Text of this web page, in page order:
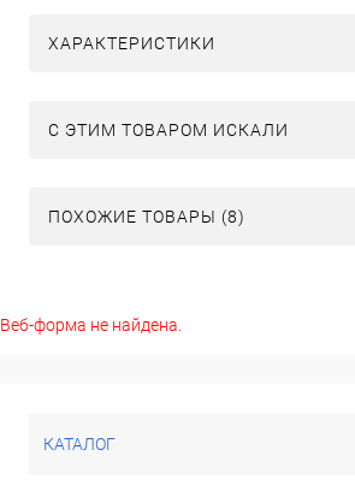
ХАРАКТЕРИСТИКИ
C ЭТИМ ТОВАРОМ ИСКАЛИ
ПОХОЖИЕ ТОВАРЫ (8)
Веб-форма не найдена.
КАТАЛОГ